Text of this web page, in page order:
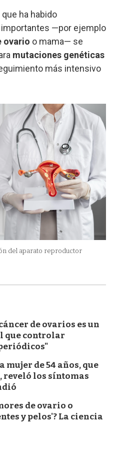
ha habido
—por ejemplo
ovario o mama— se
mutaciones genéticas
más intensivo
del aparato reproductor
de ovarios es un
que controlar
mujer de 54 años, que
reveló los síntomas
de ovario o
y pelos'? La ciencia